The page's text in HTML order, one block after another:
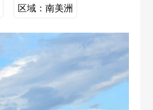
区域： 南美洲